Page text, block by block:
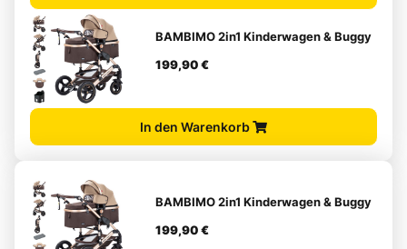
BAMBIMO 2in1 Kinderwagen & Buggy
199,90 €
In den Warenkorb
BAMBIMO 2in1 Kinderwagen & Buggy
199,90 €